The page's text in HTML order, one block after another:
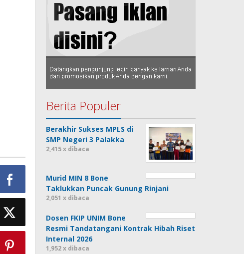
Berita Populer
Berakhir Sukses MPLS di
SMP Negeri 3 Palakka
2,415 x dibaca
Murid MIN 8 Bone
Taklukkan Puncak Gunung Rinjani
2,051 x dibaca
Dosen FKIP UNIM Bone
Resmi Tandatangani Kontrak Hibah Riset
Internal 2026
1,952 x dibaca